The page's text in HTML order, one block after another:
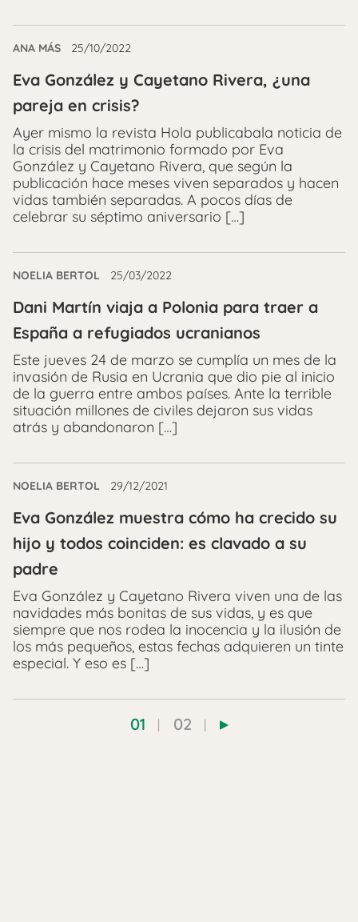
ANA MÁS 25/10/2022
Eva González y Cayetano Rivera, ¿una
pareja en crisis?
Ayer mismo la revista Hola publicabala noticia de
la crisis del matrimonio formado por Eva
González y Cayetano Rivera, que según la
publicación hace meses viven separados y hacen
vidas también separadas. A pocos días de
celebrar su séptimo aniversario […]
NOELIA BERTOL 25/03/2022
Dani Martín viaja a Polonia para traer a
España a refugiados ucranianos
Este jueves 24 de marzo se cumplía un mes de la
invasión de Rusia en Ucrania que dio pie al inicio
de la guerra entre ambos países. Ante la terrible
situación millones de civiles dejaron sus vidas
atrás y abandonaron […]
NOELIA BERTOL 29/12/2021
Eva González muestra cómo ha crecido su
hijo y todos coinciden: es clavado a su
padre
Eva González y Cayetano Rivera viven una de las
navidades más bonitas de sus vidas, y es que
siempre que nos rodea la inocencia y la ilusión de
los más pequeños, estas fechas adquieren un tinte
especial. Y eso es […]
01 02